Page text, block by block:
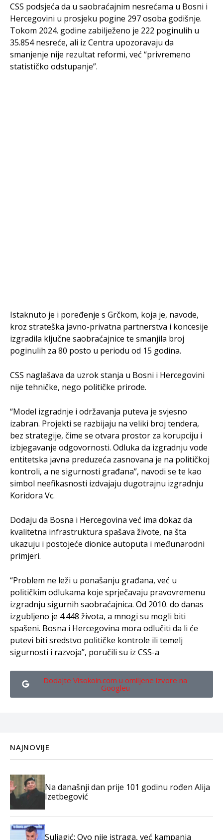
CSS podsjeća da u saobraćajnim nesrećama u Bosni i
Hercegovini u prosjeku pogine 297 osoba godišnje.
Tokom 2024. godine zabilježeno je 222 poginulih u
35.854 nesreće, ali iz Centra upozoravaju da
smanjenje nije rezultat reformi, već “privremeno
statističko odstupanje”.
Istaknuto je i poređenje s Grčkom, koja je, navode,
kroz strateška javno-privatna partnerstva i koncesije
izgradila ključne saobraćajnice te smanjila broj
poginulih za 80 posto u periodu od 15 godina.
CSS naglašava da uzrok stanja u Bosni i Hercegovini
nije tehničke, nego političke prirode.
“Model izgradnje i održavanja puteva je svjesno
izabran. Projekti se razbijaju na veliki broj tendera,
bez strategije, čime se otvara prostor za korupciju i
izbjegavanje odgovornosti. Odluka da izgradnju vode
entitetska javna preduzeća zasnovana je na političkoj
kontroli, a ne sigurnosti građana”, navodi se te kao
simbol neefikasnosti izdvajaju dugotrajnu izgradnju
Koridora Vc.
Dodaju da Bosna i Hercegovina već ima dokaz da
kvalitetna infrastruktura spašava živote, na šta
ukazuju i postojeće dionice autoputa i međunarodni
primjeri.
“Problem ne leži u ponašanju građana, već u
političkim odlukama koje sprječavaju pravovremenu
izgradnju sigurnih saobraćajnica. Od 2010. do danas
izgubljeno je 4.448 života, a mnogi su mogli biti
spašeni. Bosna i Hercegovina mora odlučiti da li će
putevi biti sredstvo političke kontrole ili temelj
sigurnosti i razvoja”, poručili su iz CSS-a
Dodajte Visokoin.com u omiljene izvore na
Googleu
NAJNOVIJE
Na današnji dan prije 101 godinu rođen Alija
Izetbegović
Suljagić: Ovo nije istraga, već kampanja